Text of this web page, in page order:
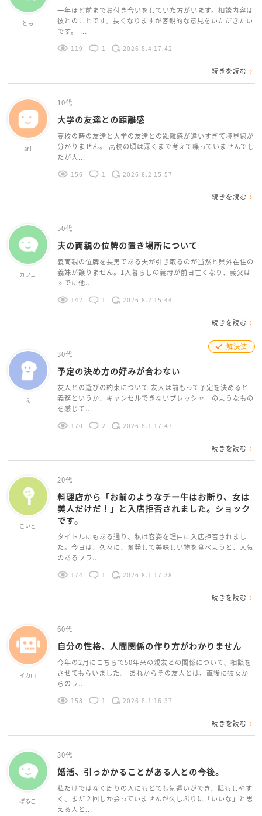
とも
一年ほど前までお付き合いをしていた方がいます。相談内容は
彼とのことです。長くなりますが客観的な意見をいただきたい
です。 ...
119 1 2026.8.4 17:42
続きを読む
ari
10代
大学の友達との距離感
高校の時の友達と大学の友達との距離感が違いすぎて境界線が
分かりません。 高校の頃は深くまで考えて喋っていませんでし
たが大...
156 1 2026.8.2 15:57
続きを読む
カフェ
50代
夫の両親の位牌の置き場所について
義両親の位牌を長男である夫が引き取るのが当然と県外在住の
義妹が譲りません。1人暮らしの義母が前日亡くなり、義父は
すでに他...
142 1 2026.8.2 15:44
続きを読む
え
解決済
30代
予定の決め方の好みが合わない
友人との遊びの約束について 友人は前もって予定を決めると
義務というか、キャンセルできないプレッシャーのようなもの
を感じて...
170 2 2026.8.1 17:47
続きを読む
こいと
20代
料理店から「お前のようなチー牛はお断り、女は
美人だけだ！」と入店拒否されました。ショック
です。
タイトルにもある通り、私は容姿を理由に入店拒否されまし
た。今日は、久々に、奮発して美味しい物を食べようと、人気
のあるフラ...
174 1 2026.8.1 17:38
続きを読む
イカ山
60代
自分の性格、人間関係の作り方がわかりません
今年の2月にこちらで50年来の親友との関係について、相談を
させてもらいました。 あれからその友人とは、直後に彼女か
らのラ...
158 1 2026.8.1 16:37
続きを読む
ぽるこ
30代
婚活、引っかかることがある人との今後。
私だけではなく周りの人にもとても気遣いができ、話もしやす
く、まだ２回しか会っていませんが久しぶりに「いいな」と思
える人と...